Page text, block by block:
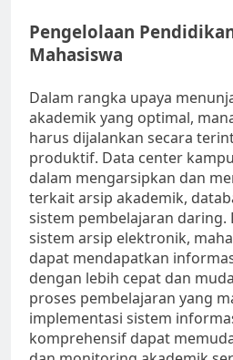
Pengelolaan
Mahasiswa
Dalam rangka upaya
akademik yang optimal,
harus dijalankan secara
produktif. Data center
dalam mengarsipkan dan
terkait arsip akademik,
sistem pembelajaran daring.
sistem arsip elektronik,
dapat mendapatkan
dengan lebih cepat dan
proses pembelajaran yang
implementasi sistem
komprehensif dapat